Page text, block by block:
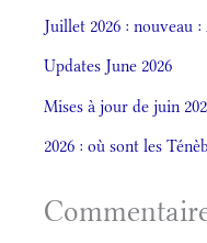
Juillet 2026 : nouveau
Updates June 2026
Mises à jour de juin
2026 : où sont les